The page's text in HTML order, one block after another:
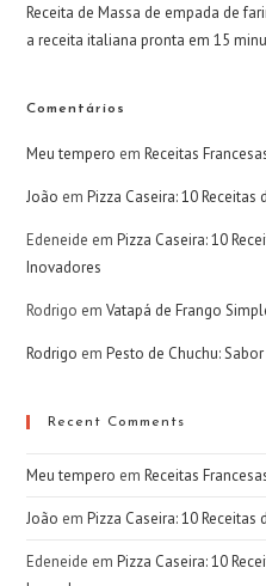
Receita de Massa de empada de
a receita italiana pronta em 15
Comentários
Meu tempero emReceitas
João emPizza Caseira: 10
Edeneide emPizza Caseira: 10
Inovadores
Rodrigo emVatapá de Frango
Rodrigo emPesto de Chuchu:
Recent Comments
Meu tempero emReceitas
João emPizza Caseira: 10
Edeneide emPizza Caseira: 10